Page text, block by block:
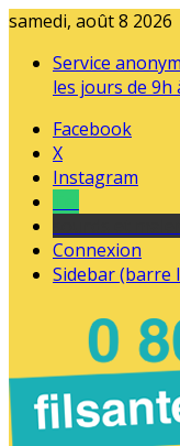
samedi, août 8 2026
Service
les jours de 9h
Facebook
X
Instagram
Connexion
Sidebar (barre